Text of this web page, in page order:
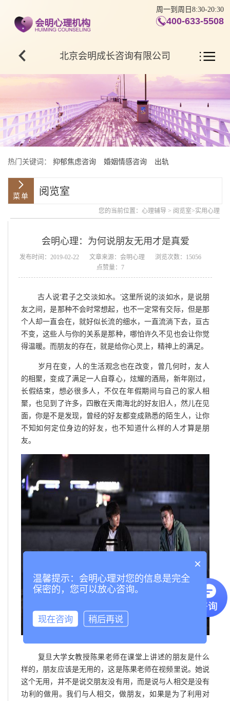
周一到周日8:30-20:30
400-633-5508
北京会明成长咨询有限公司
热门关键词： 抑郁焦虑咨询 婚姻情感咨询 出轨
阅览室
您的当前位置： 心理辅导 > 阅览室>实用心理
会明心理：为何说朋友无用才是真爱
发布时间：2019-02-22 文章来源：会明心理
浏览次数：15056
点赞量：7
古人说‘君子之交淡如水。’这里所说的淡如水，是说朋
友之间，是那种不会时常想起，也不一定常有交际，但是那
个人却一直会在，就好似长流的细水，一直流淌下去，亘古
不变，这些人与你的关系是那种，哪怕许久不见也会让你觉
得温暖。而朋友的存在，就是给你心灵上，精神上的满足。
岁月在变，人的生活观念也在改变，曾几何时，友人
的相聚，变成了满足一人自尊心，炫耀的酒局，新年刚过，
长假结束，想必很多人，不仅在年假期间与自己的家人相
聚，也见到了许多，四散在天南海北的好友旧人，然儿在见
面，你是不是发现，曾经的好友都变成熟悉的陌生人，让你
不知如何定位身边的好友，也不知道什么样的人才算是朋
友。
复旦大学女教授陈果老师在课堂上讲述的朋友是什么
样的，朋友应该是无用的，这是陈果老师在视频里说。她说
这个无用，并不是说交朋友没有用，而是说与人相交是没有
功利的做用。我们与人相交，做朋友，如果是为了利用对
×
温馨提示：会明心理对您的信息是完全
保密的，您可以放心咨询。
现在咨询 稍后再说